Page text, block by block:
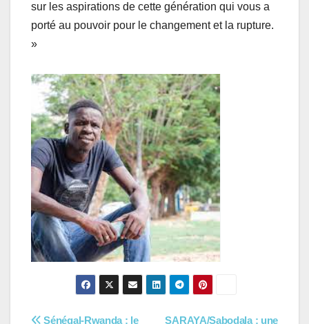
sur les aspirations de cette génération qui vous a
porté au pouvoir pour le changement et la rupture.
»
SARAYA/Sabodala : une
Sénégal-Rwanda : le